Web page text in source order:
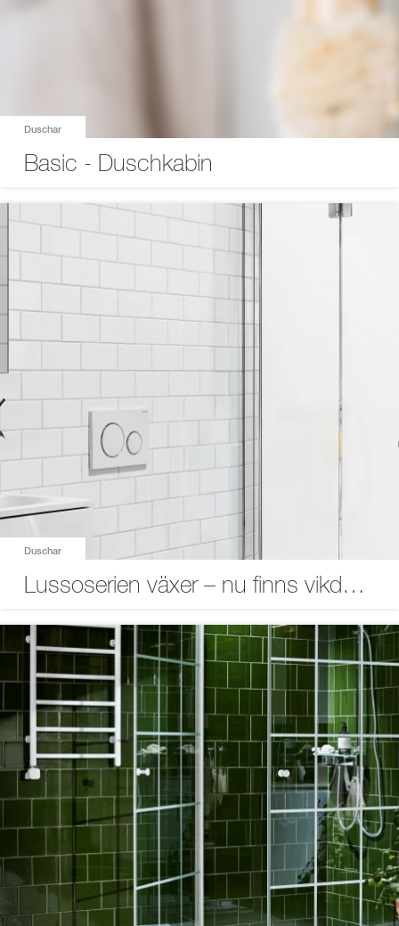
Duschar
Basic - Duschkabin
Duschar
Lussoserien växer – nu finns vikdörrarna även med frostat glas